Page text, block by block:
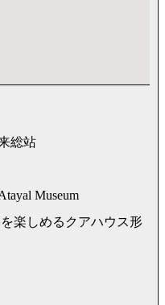
総站
Museum
楽しめるクアハウス形